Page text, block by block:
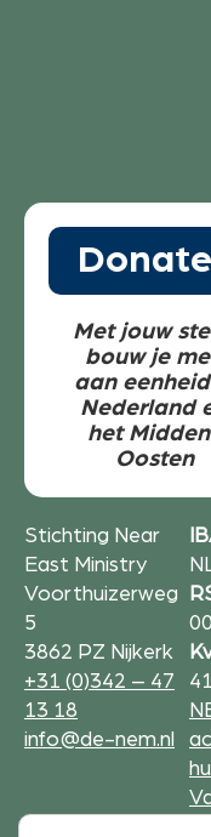
Donate
Met jouw
bouw je
aan
Nederland
het
Oosten
Stichting Near
East Ministry
Voorthuizerweg
5
3862 PZ Nijkerk
+31 (0)342 – 47
13 18
info@de-nem.nl